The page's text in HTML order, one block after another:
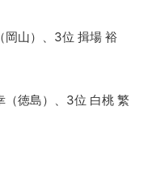
岡山）、3位 揖場 裕
（徳島）、3位 白桃 繁